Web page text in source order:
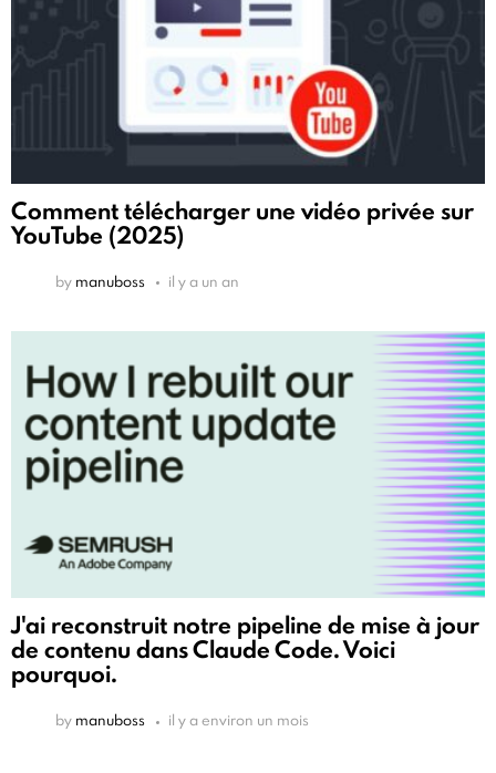
Comment télécharger une vidéo privée sur
YouTube (2025)
by manuboss il y a un an
J'ai reconstruit notre pipeline de mise à jour
de contenu dans Claude Code. Voici
pourquoi.
by manuboss il y a environ un mois